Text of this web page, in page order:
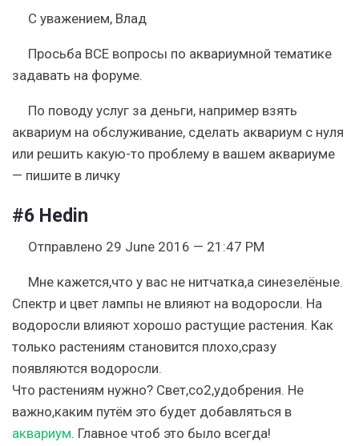
С уважением, Влад
Просьба ВСЕ вопросы по аквариумной тематике
задавать на форуме.
По поводу услуг за деньги, например взять
аквариум на обслуживание, сделать аквариум с нуля
или решить какую-то проблему в вашем аквариуме
— пишите в личку
#6 Hedin
Отправлено 29 June 2016 — 21:47 PM
Мне кажется,что у вас не нитчатка,а синезелёные.
Спектр и цвет лампы не влияют на водоросли. На
водоросли влияют хорошо растущие растения. Как
только растениям становится плохо,сразу
появляются водоросли.
Что растениям нужно? Свет,со2,удобрения. Не
важно,каким путём это будет добавляться в
аквариум. Главное чтоб это было всегда!